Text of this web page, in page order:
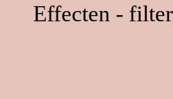
Effecten -